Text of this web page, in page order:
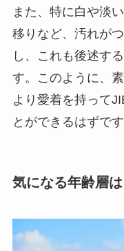
また、特に白や淡
移りなど、汚れが
し、これも後述す
す。このように、
より愛着を持って
とができるはずです
気になる年齢層